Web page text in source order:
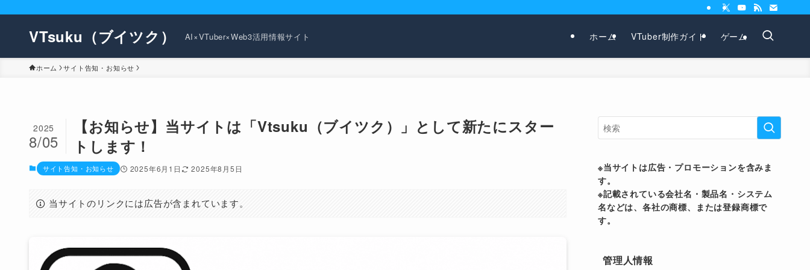
VTsuku（ブイツク） AI×VTuber×Web3活用情報サイト ホーム VTuber制作ガイド ゲーム
ホーム サイト告知・お知らせ
【お知らせ】当サイトは「Vtsuku（ブイツク）」として新たにスター
トします！
2025
8/05
サイト告知・お知らせ 2025年6月1日 2025年8月5日
当サイトのリンクには広告が含まれています。
※当サイトは広告・プロモーションを含みま
す。
※記載されている会社名・製品名・システム
名などは、各社の商標、または登録商標で
す。
管理人情報